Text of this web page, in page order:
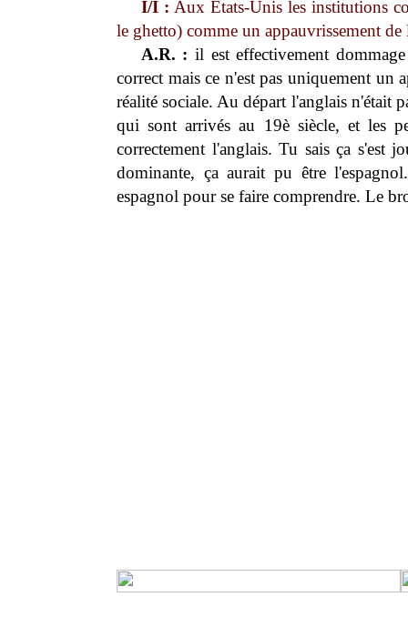
I/I : Aux États-Unis les institutions
le ghetto) comme un appauvrissement
A.R. : il est effectivement
correct mais ce n'est pas uniquement un
réalité sociale. Au départ l'anglais n'était
qui sont arrivés au 19è siècle, et les
correctement l'anglais. Tu sais ça s'est
dominante, ça aurait pu être
espagnol pour se faire comprendre. Le